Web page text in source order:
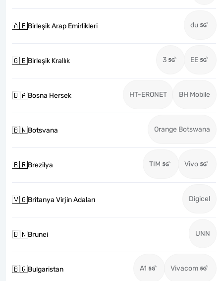
🇦🇪Birleşik Arap Emirlikleri du
🇬🇧Birleşik Krallık 3 EE
🇧🇦Bosna Hersek HT-ERONET BH Mobile
🇧🇼Botsvana Orange Botswana
🇧🇷Brezilya TIM Vivo
🇻🇬Britanya Virjin Adaları Digicel
🇧🇳Brunei UNN
🇧🇬Bulgaristan A1 Vivacom